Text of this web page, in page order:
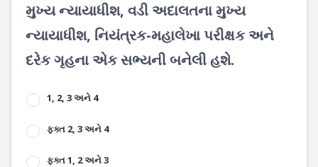
મુખ્ય ન્યાયાધીશ, વડી અદાલતના મુખ્ય
ન્યાયાધીશ, નિયંત્રક-મહાલેખા પરીક્ષક અને
દરેક ગૃહના એક સભ્યની બનેલી હશે.
1, 2, 3 અને 4
ફક્ત 2, 3 અને 4
ફક્ત 1, 2 અને 3